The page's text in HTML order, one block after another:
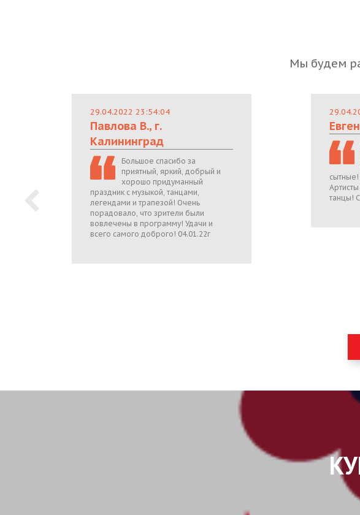
Мы будем
29.04.2022 23:54:04
Павлова В., г.
Калининград
Большое спасибо за
приятный, яркий, добрый и
хорошо придуманный
праздник с музыкой, танцами,
легендами и трапезой! Очень
порадовало, что зрители были
вовлечены в программу! Удачи и
всего самого доброго! 04.01.22г
танцы!